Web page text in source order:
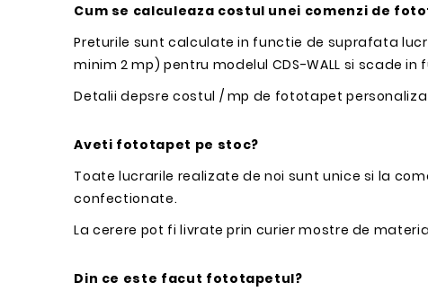
Cum se calculeaza costul unei comenzi de
Preturile sunt calculate in functie de suprafata
minim 2 mp) pentru modelul CDS-WALL si scade
Detalii depsre costul / mp de fototapet
Aveti fototapet pe stoc?
Toate lucrarile realizate de noi sunt unice si la
confectionate.
La cerere pot fi livrate prin curier mostre de
Din ce este facut fototapetul?